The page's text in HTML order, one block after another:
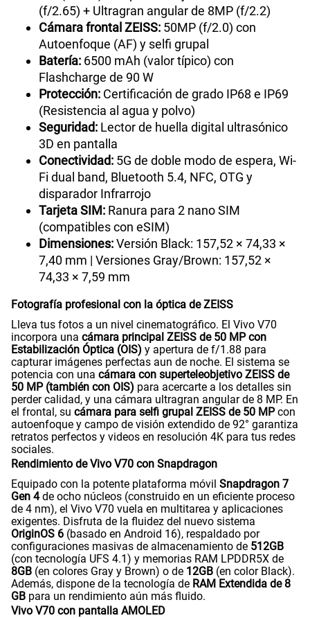
(f/2.65) + Ultragran angular de 8MP (f/2.2)
Cámara frontal ZEISS: 50MP (f/2.0) con
Autoenfoque (AF) y selfi grupal
Batería: 6500 mAh (valor típico) con
Flashcharge de 90 W
Protección: Certificación de grado IP68 e IP69
(Resistencia al agua y polvo)
Seguridad: Lector de huella digital ultrasónico
3D en pantalla
Conectividad: 5G de doble modo de espera, Wi-
Fi dual band, Bluetooth 5.4, NFC, OTG y
disparador Infrarrojo
Tarjeta SIM: Ranura para 2 nano SIM
(compatibles con eSIM)
Dimensiones:Versión Black: 157,52 × 74,33 ×
7,40 mm | Versiones Gray/Brown: 157,52 ×
74,33 × 7,59 mm
Fotografía profesional con la óptica de ZEISS
Lleva tus fotos a un nivel cinematográfico. El Vivo V70
incorpora una cámara principal ZEISS de 50 MP con
Estabilización Óptica (OIS) y apertura de f/1.88 para
capturar imágenes perfectas aun de noche. El sistema se
potencia con una cámara con superteleobjetivo ZEISS de
50 MP (también con OIS) para acercarte a los detalles sin
perder calidad, y una cámara ultragran angular de 8 MP. En
el frontal, su cámara para selfi grupal ZEISS de 50 MPcon
autoenfoque y campo de visión extendido de 92° garantiza
retratos perfectos y videos en resolución 4K para tus redes
sociales.
Rendimiento de Vivo V70 con Snapdragon
Equipado con la potente plataforma móvil Snapdragon 7
Gen 4de ocho núcleos (construido en un eficiente proceso
de 4 nm), el Vivo V70 vuela en multitarea y aplicaciones
exigentes. Disfruta de la fluidez del nuevo sistema
OriginOS 6 (basado en Android 16), respaldado por
configuraciones masivas de almacenamiento de 512GB
(con tecnología UFS 4.1) y memorias RAM LPDDR5X de
8GB (en colores Gray y Brown) o de 12GB (en color Black).
Además, dispone de la tecnología de RAM Extendida de 8
GB para un rendimiento aún más fluido.
Vivo V70 con pantalla AMOLED